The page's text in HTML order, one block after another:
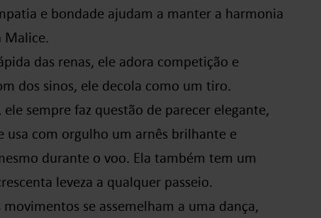
e bondade ajudam a manter a harmonia
Malice.
das renas, ele adora competição e
dos sinos, ele decola como um tiro.
sempre faz questão de parecer elegante,
usa com orgulho um arnês brilhante e
durante o voo. Ela também tem um
leveza a qualquer passeio.
se assemelham a uma dança,